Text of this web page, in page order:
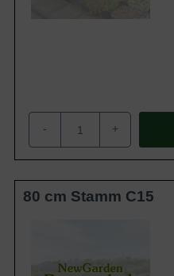
- +
80 cm Stamm C15